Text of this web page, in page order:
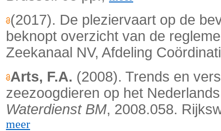
(2017). De pleziervaart op de
beknopt overzicht van de
Zeekanaal NV, Afdeling
Arts, F.A. (2008). Trends en
zeezoogdieren op het
Waterdienst BM, 2008.058.
meer